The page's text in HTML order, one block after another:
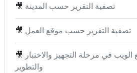
🎥 تصفية التقرير حسب المدينة
🎥 تصفية التقرير حسب موقع العمل
🎥 في مرحلة التجهيز والاختبار
والتطوير